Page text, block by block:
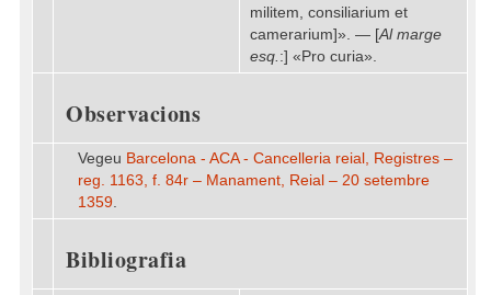
militem, consiliarium et
camerarium]». — [Al marge
esq. :] «Pro curia».
Observacions
Vegeu Barcelona - ACA - Cancelleria reial, Registres –
reg. 1163, f. 84r – Manament, Reial – 20 setembre
1359.
Bibliografia